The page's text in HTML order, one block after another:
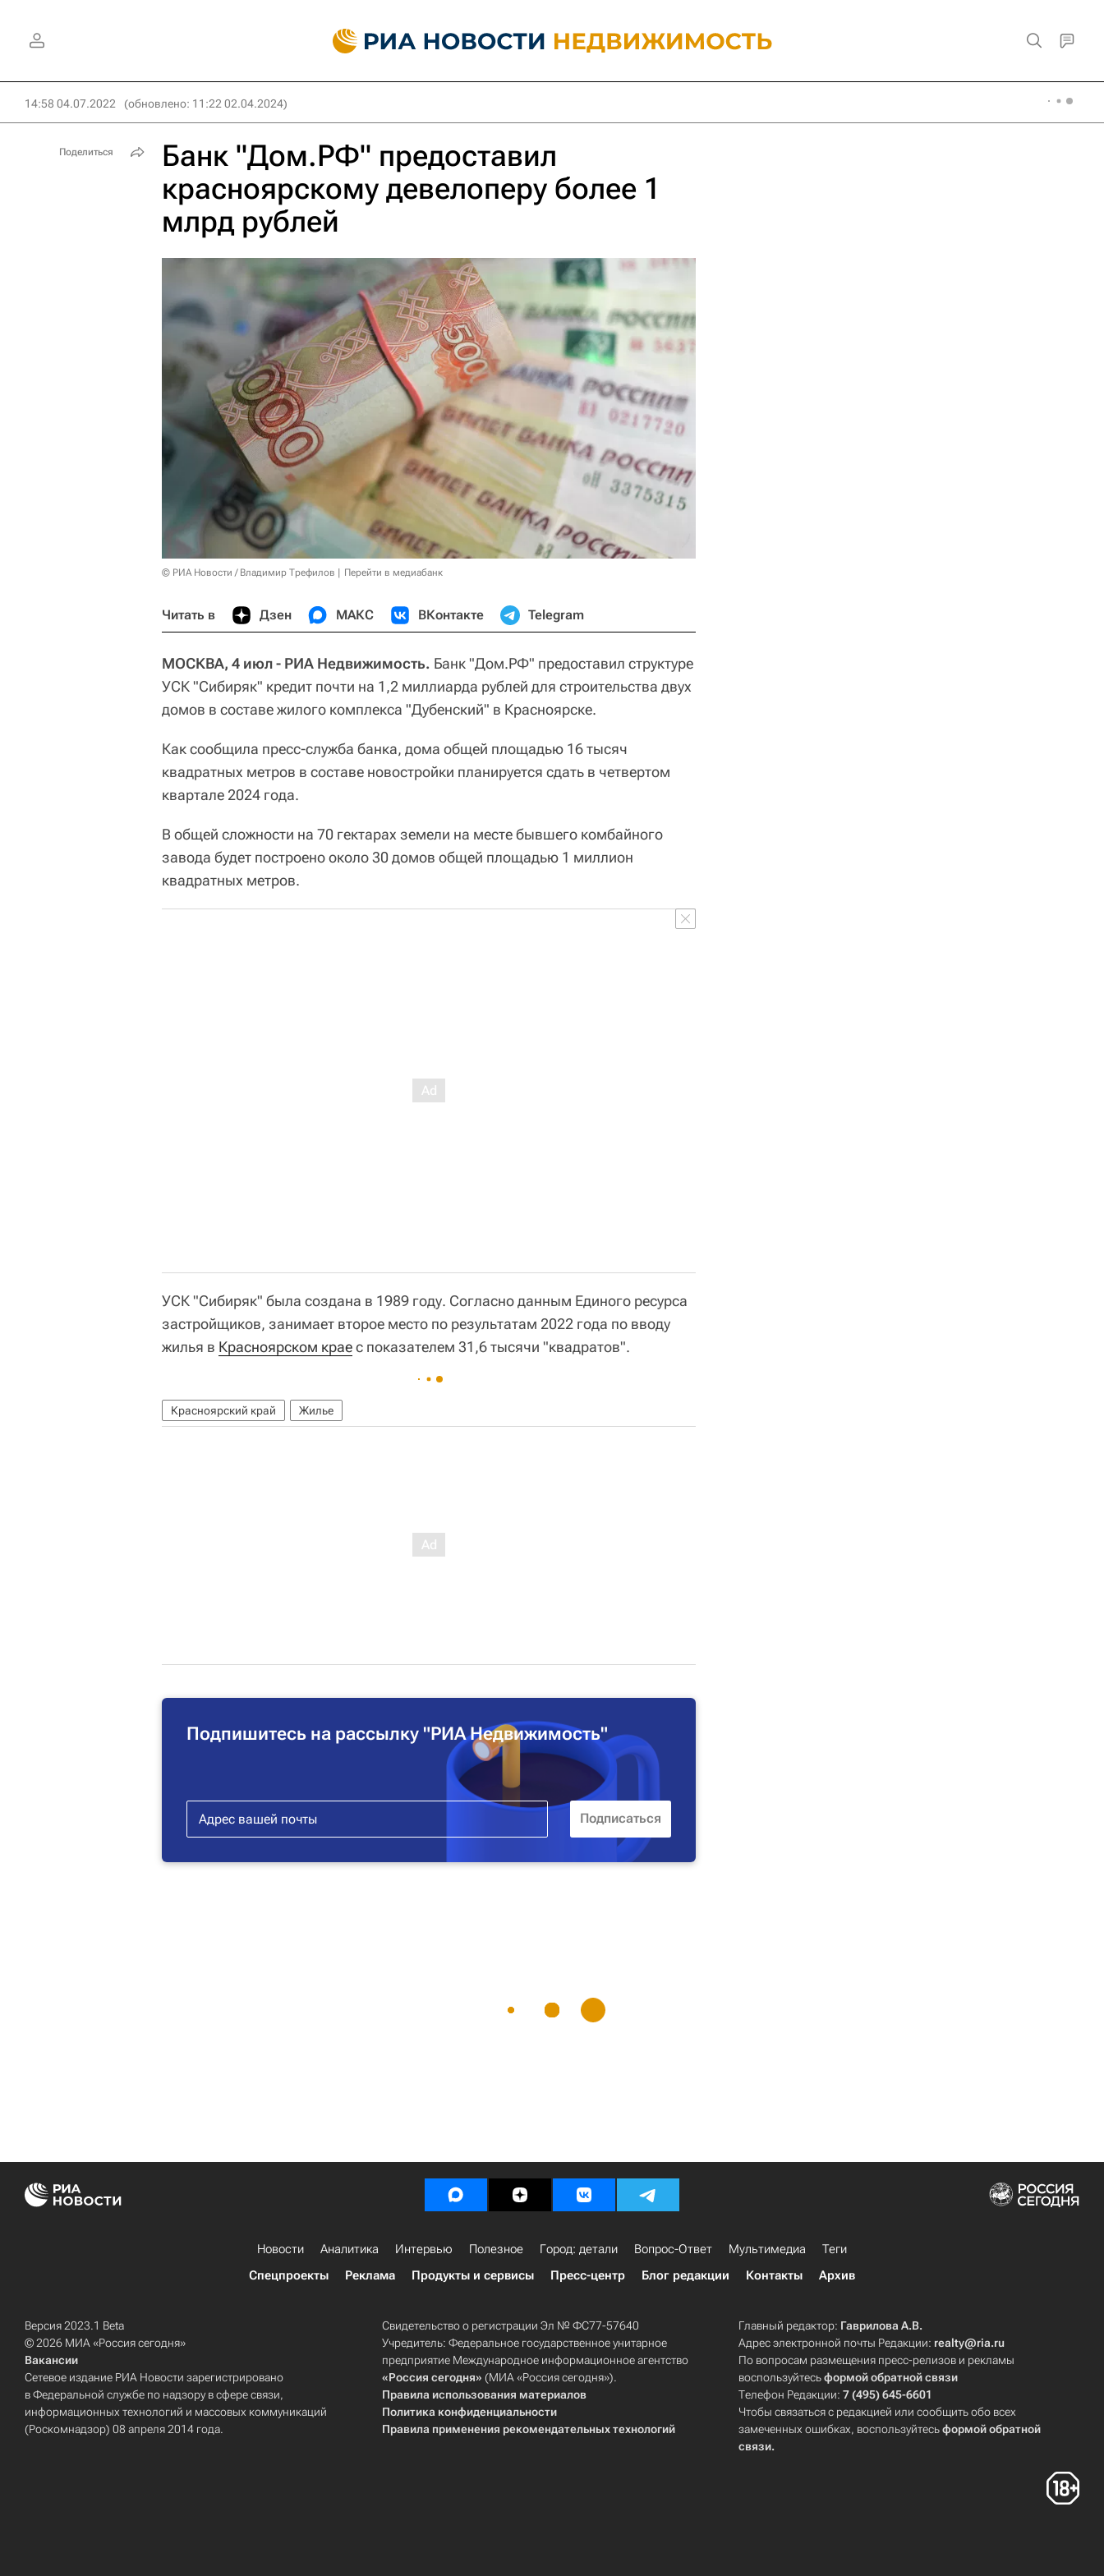
14:58 04.07.2022 (обновлено: 11:22 02.04.2024)
Банк "Дом.РФ" предоставил
красноярскому девелоперу более 1
млрд рублей
© РИА Новости / Владимир Трефилов Перейти в медиабанк
Читать в Дзен МАКС ВКонтакте Telegram
МОСКВА, 4 июл - РИА Недвижимость. Банк "Дом.РФ" предоставил структуре
УСК "Сибиряк" кредит почти на 1,2 миллиарда рублей для строительства двух
домов в составе жилого комплекса "Дубенский" в Красноярске.
Как сообщила пресс-служба банка, дома общей площадью 16 тысяч
квадратных метров в составе новостройки планируется сдать в четвертом
квартале 2024 года.
В общей сложности на 70 гектарах земели на месте бывшего комбайного
завода будет построено около 30 домов общей площадью 1 миллион
квадратных метров.
УСК "Сибиряк" была создана в 1989 году. Согласно данным Единого ресурса
застройщиков, занимает второе место по результатам 2022 года по вводу
жилья в Красноярском краес показателем 31,6 тысячи "квадратов".
Красноярский край Жилье
Подпишитесь на рассылку "РИА Недвижимость"
Поделиться
Новости Аналитика Интервью Полезное Город: детали Вопрос-Ответ Мультимедиа
Теги
Спецпроекты
Реклама Продукты и сервисы Пресс-центр Блог редакции Контакты Архив
Версия 2023.1 Beta
© 2026 МИА «Россия сегодня»
Вакансии
Сетевое издание РИА Новости зарегистрировано
в Федеральной службе по надзору в сфере связи,
информационных технологий и массовых коммуникаций
(Роскомнадзор) 08 апреля 2014 года.
Свидетельство о регистрации Эл № ФС77-57640
Учредитель: Федеральное государственное унитарное
предприятие Международное информационное агентство
«Россия сегодня» (МИА «Россия сегодня»).
Правила использования материалов
Политика конфиденциальности
Правила применения рекомендательных технологий
Главный редактор: Гаврилова А.В.
Адрес электронной почты Редакции: realty@ria.ru
По вопросам размещения пресс-релизов и рекламы
воспользуйтесьформой обратной связи
Телефон Редакции:7 (495) 645-6601
Чтобы связаться с редакцией или сообщить обо всех
замеченных ошибках, воспользуйтесьформой обратной
связи.